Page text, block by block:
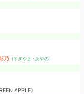
乃 （すぎやま・あやの）
APPLE》